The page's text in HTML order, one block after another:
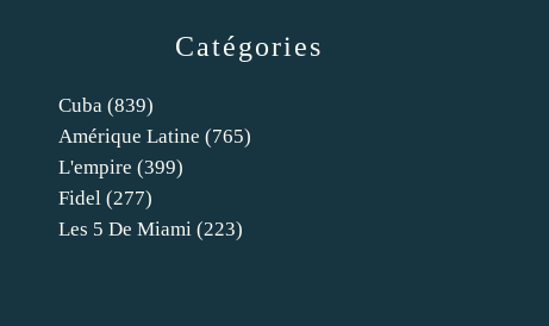
Catégories
Cuba (839)
Amérique Latine (765)
L'empire (399)
Fidel (277)
Les 5 De Miami (223)